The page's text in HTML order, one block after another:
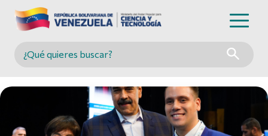
Buscar en MINCYT